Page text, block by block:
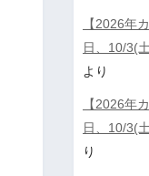
【2026年
日、10/3(
より
【2026年
日、10/3(
り